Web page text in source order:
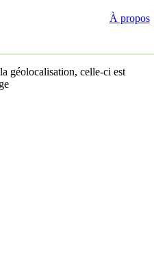
À propos
géolocalisation, celle-ci est